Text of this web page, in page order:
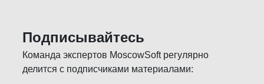
Подписывайтесь
Команда экспертов MoscowSoft регулярно
делится с подписчиками материалами: